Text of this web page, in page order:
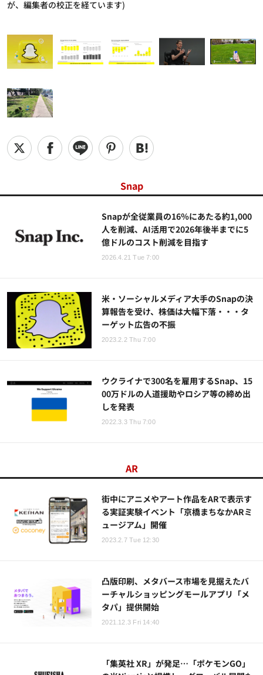
が、編集者の校正を経ています)
Snap
Snapが全従業員の16％にあたる約1,000
人を削減、AI活用で2026年後半までに5
億ドルのコスト削減を目指す
2026.4.21 Tue 7:00
米・ソーシャルメディア大手のSnapの決
算報告を受け、株価は大幅下落・・・タ
ーゲット広告の不振
2023.2.2 Thu 7:00
ウクライナで300名を雇用するSnap、15
00万ドルの人道援助やロシア等の締め出
しを発表
2022.3.3 Thu 7:00
AR
街中にアニメやアート作品をARで表示す
る実証実験イベント「京橋まちなかARミ
ュージアム」開催
2023.2.7 Tue 12:30
凸版印刷、メタバース市場を見据えたバ
ーチャルショッピングモールアプリ「メ
タパ」提供開始
2021.12.3 Fri 14:40
「集英社 XR」が発足…「ポケモンGO」